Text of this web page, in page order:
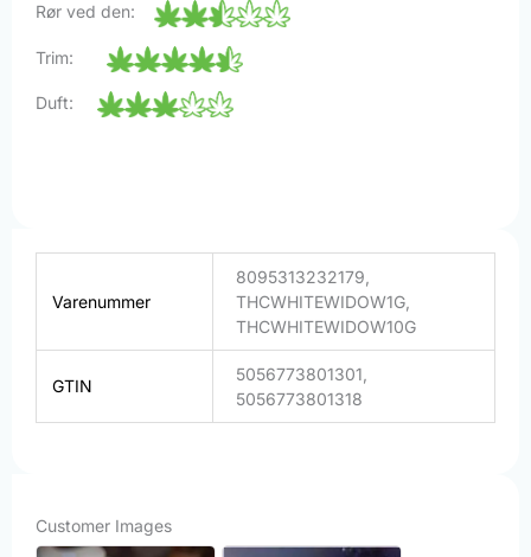
Rør ved den:
Trim:
Duft:
Varenummer
8095313232179,
THCWHITEWIDOW1G,
THCWHITEWIDOW10G
GTIN
5056773801301,
5056773801318
Customer Images